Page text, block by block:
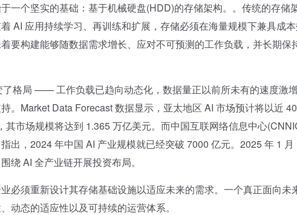
个坚实的基础：基于机械硬盘(HDD)的存储架构。。传统的存储
AI 应用持续学习、再训练和扩展，存储必须在海量规模下兼具成本
要构建能够随数据需求增长、应对不可预测的工作负载，并长期保
局 —— 工作负载已趋向动态化，数据量正以前所未有的速度激
。Market Data Forecast 数据显示，亚太地区 AI 市场预计将以近
其市场规模将达到 1.365 万亿美元。而中国互联网络信息中心
出，2024 年中国 AI 产业规模就已经突破 7000 亿元。2025 年 1
绕 AI 全产业链开展投资布局。
须重新设计其存储基础设施以适应未来的需求。一个真正面向未
动态的适应性以及可持续的运营体系。